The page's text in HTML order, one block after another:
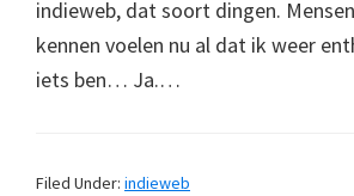
indieweb, dat soort dingen.
kennen voelen nu al dat ik weer
iets ben… Ja.…
Filed Under: indieweb